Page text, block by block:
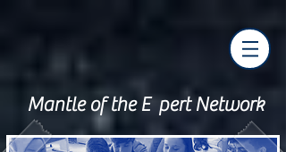
Mantle of the E pert Network